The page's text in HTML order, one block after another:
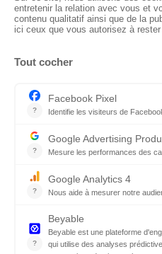
01 41 73 12 40
Horaires :
Retrait Dépôt : 08h30-12h00;
PRODUITS
Tissus
Tissus scénique
Plafonds
Murs
ElKarton
Accessoires
AUTRES
Entrepôt Lyon
Réalisations
SUIVEZ-NOUS !
Linkedin